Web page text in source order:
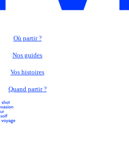
Où partir ?
Nos guides
Vos histoires
Quand partir ?